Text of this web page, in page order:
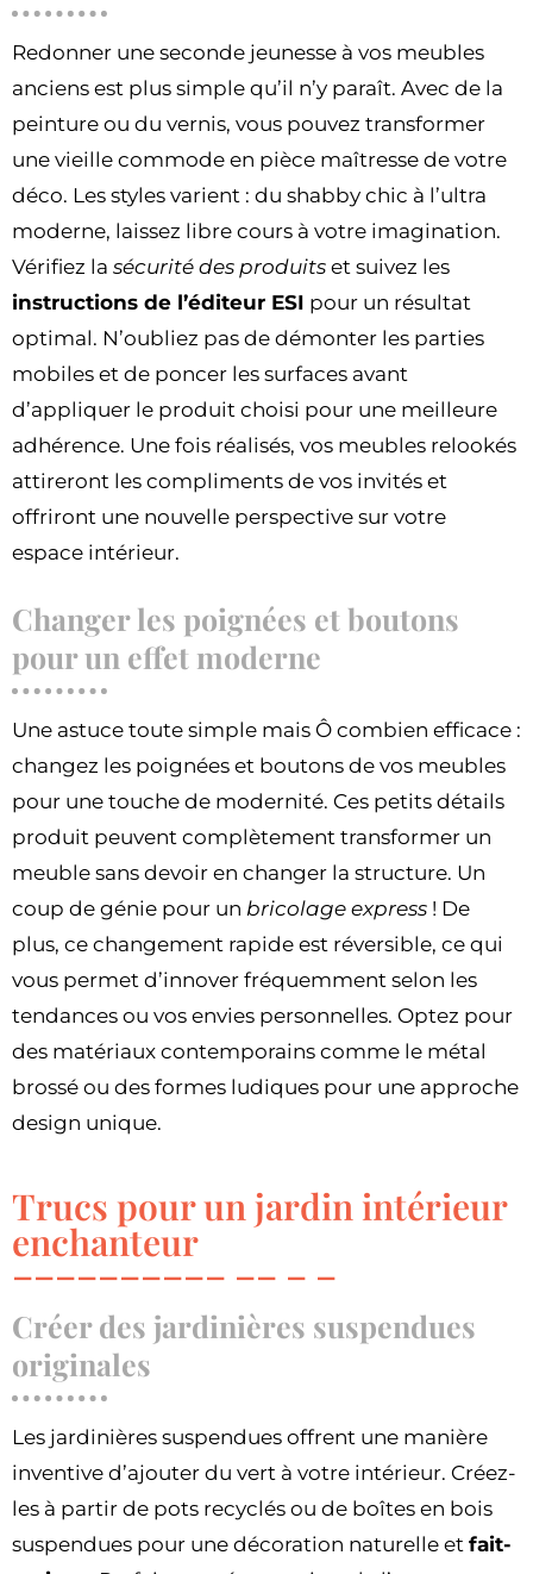
Redonner une seconde jeunesse à vos meubles
anciens est plus simple qu’il n’y paraît. Avec de la
peinture ou du vernis, vous pouvez transformer
une vieille commode en pièce maîtresse de votre
déco. Les styles varient : du shabby chic à l’ultra
moderne, laissez libre cours à votre imagination.
Vérifiez la sécurité des produits et suivez les
instructions de l’éditeur ESI pour un résultat
optimal. N’oubliez pas de démonter les parties
mobiles et de poncer les surfaces avant
d’appliquer le produit choisi pour une meilleure
adhérence. Une fois réalisés, vos meubles relookés
attireront les compliments de vos invités et
offriront une nouvelle perspective sur votre
espace intérieur.
Changer les poignées et boutons
pour un effet moderne
Une astuce toute simple mais Ô combien efficace :
changez les poignées et boutons de vos meubles
pour une touche de modernité. Ces petits détails
produit peuvent complètement transformer un
meuble sans devoir en changer la structure. Un
coup de génie pour un bricolage express ! De
plus, ce changement rapide est réversible, ce qui
vous permet d’innover fréquemment selon les
tendances ou vos envies personnelles. Optez pour
des matériaux contemporains comme le métal
brossé ou des formes ludiques pour une approche
design unique.
Trucs pour un jardin intérieur
enchanteur
Créer des jardinières suspendues
originales
Les jardinières suspendues offrent une manière
inventive d’ajouter du vert à votre intérieur. Créez-
les à partir de pots recyclés ou de boîtes en bois
suspendues pour une décoration naturelle et fait-